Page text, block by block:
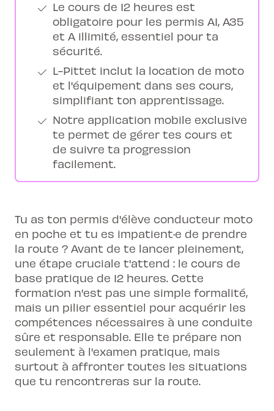
Le cours de 12 heures est
obligatoire pour les permis A1, A35
et A illimité, essentiel pour ta
sécurité.
L-Pittet inclut la location de moto
et l'équipement dans ses cours,
simplifiant ton apprentissage.
Notre application mobile exclusive
te permet de gérer tes cours et
de suivre ta progression
facilement.
Tu as ton permis d'élève conducteur moto
en poche et tu es impatient·e de prendre
la route ? Avant de te lancer pleinement,
une étape cruciale t'attend : le cours de
base pratique de 12 heures. Cette
formation n'est pas une simple formalité,
mais un pilier essentiel pour acquérir les
compétences nécessaires à une conduite
sûre et responsable. Elle te prépare non
seulement à l'examen pratique, mais
surtout à affronter toutes les situations
que tu rencontreras sur la route.